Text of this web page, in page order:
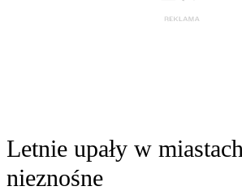
Letnie upały w
nieznośne